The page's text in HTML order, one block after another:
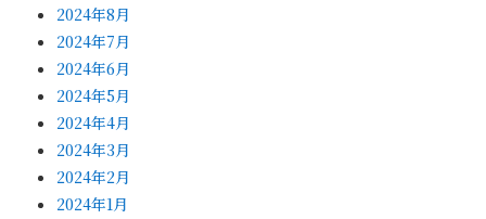
2024年8月
2024年7月
2024年6月
2024年5月
2024年4月
2024年3月
2024年2月
2024年1月